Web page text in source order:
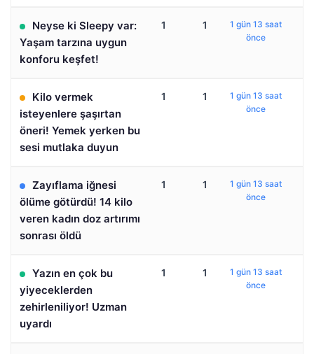
Neyse ki Sleepy var:
Yaşam tarzına uygun
konforu keşfet!
1 1
1 gün 13 saat
önce
Kilo vermek
isteyenlere şaşırtan
öneri! Yemek yerken bu
sesi mutlaka duyun
1 1
1 gün 13 saat
önce
Zayıflama iğnesi
ölüme götürdü! 14 kilo
veren kadın doz artırımı
sonrası öldü
1 1
1 gün 13 saat
önce
Yazın en çok bu
yiyeceklerden
zehirleniliyor! Uzman
uyardı
1 1
1 gün 13 saat
önce